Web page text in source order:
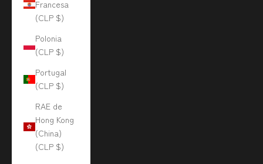
Francesa
(CLP $)
Polonia
(CLP $)
Portugal
(CLP $)
RAE de
Hong Kong
(China)
(CLP $)